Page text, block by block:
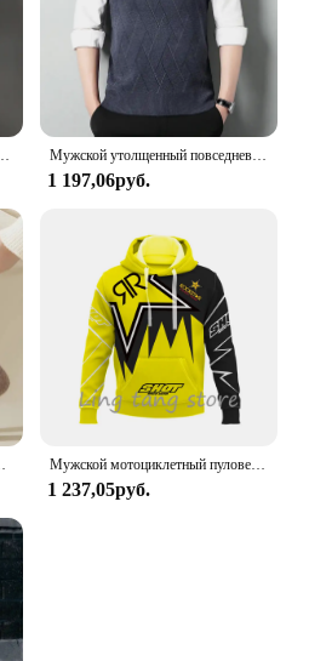
Мужской утолщенный повседневный свитер, майка, осенне-зимняя теплая мужская майка с v-образным вырезом
1 197,06руб.
Мужской мотоциклетный пуловер с 3D принтом для любителей внедорожных видов спорта, осень/зима 2023, повседневная толстовка с капюшоном для улицы, хип-хопа, гонок, раллий
1 237,05руб.